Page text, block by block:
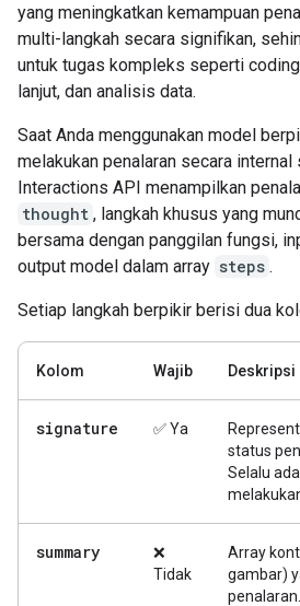
yang meningkatkan kemampuan
multi-langkah secara signifikan,
untuk tugas kompleks seperti
lanjut, dan analisis data.
Saat Anda menggunakan model
melakukan penalaran secara
Interactions API menampilkan
thought , langkah khusus yang
bersama dengan panggilan fungsi,
output model dalam array steps .
Setiap langkah berpikir berisi dua
Kolom Wajib Deskripsi
signature ✅ Ya
status
Selalu
summary
❌
Tidak
Array
gambar)